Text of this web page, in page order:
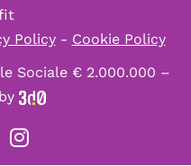
Policy- Cookie Policy
Sociale € 2.000.000 –